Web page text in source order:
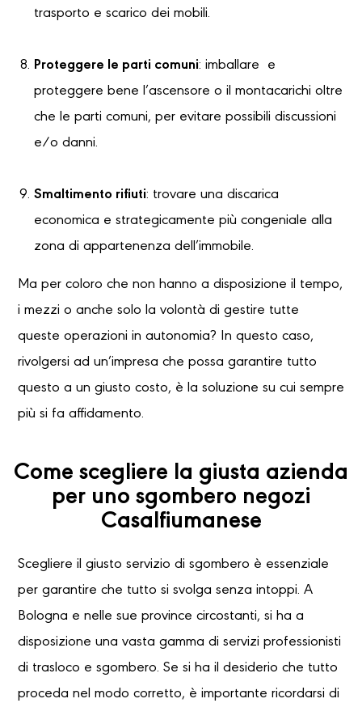
trasporto e scarico dei mobili.
Proteggere le parti comuni: imballare e
proteggere bene l’ascensore o il montacarichi oltre
che le parti comuni, per evitare possibili discussioni
e/o danni.
Smaltimento rifiuti: trovare una discarica
economica e strategicamente più congeniale alla
zona di appartenenza dell’immobile.
Ma per coloro che non hanno a disposizione il tempo,
i mezzi o anche solo la volontà di gestire tutte
queste operazioni in autonomia? In questo caso,
rivolgersi ad un’impresa che possa garantire tutto
questo a un giusto costo, è la soluzione su cui sempre
più si fa affidamento.
Come scegliere la giusta azienda
per uno sgombero negozi
Casalfiumanese
Scegliere il giusto servizio di sgombero è essenziale
per garantire che tutto si svolga senza intoppi. A
Bologna e nelle sue province circostanti, si ha a
disposizione una vasta gamma di servizi professionisti
di trasloco e sgombero. Se si ha il desiderio che tutto
proceda nel modo corretto, è importante ricordarsi di